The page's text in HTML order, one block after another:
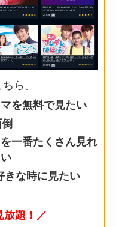
ら。
を無料で見たい
一番たくさん見れ
きな時に見たい
放題！／